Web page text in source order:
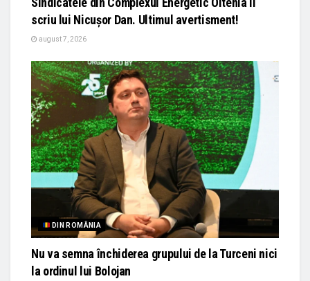
scriu lui Nicușor Dan. Ultimul avertisment!
august 7, 2026
DIN ROMÂNIA
Nu va semna închiderea grupului de la Turceni nici
la ordinul lui Bolojan